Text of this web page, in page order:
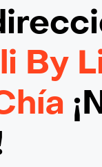
By